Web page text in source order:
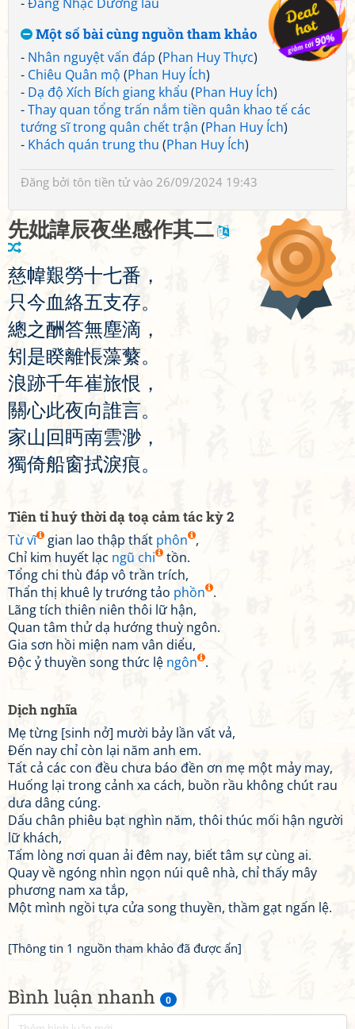
Bình luận nhanh 0
Một số bài cùng nguồn tham khảo
- Nhân nguyệt vấn đáp (Phan Huy Thực)
- Chiêu Quân mộ (Phan Huy Ích)
- Dạ độ Xích Bích giang khẩu (Phan Huy Ích)
-Thay quan tổng trấn nắm tiền quân khao tế các
tướng sĩ trong quân chết trận (Phan Huy Ích)
- Khách quán trung thu (Phan Huy Ích)
Đăng bởi tôn tiền tửvào 26/09/2024 19:43
先妣諱辰夜坐感作其二
慈幃艱勞十七番 ，
只今血絡五支存。
總之酬答無塵滴 ，
矧 是睽離悵藻蘩。
浪跡千年崔旅恨 ，
關心此夜向誰言。
家山 回 眄南雲渺 ，
獨倚船窗拭淚痕。
Tiên tỉ huý thời dạ toạ cảm tác kỳ 2
Từ vĩ gian lao thập thất phôn ,
Chỉ kim huyết lạc ngũ chi
tồn.
Tổng chi thù đáp vô trần trích,
Thẩn thị khuê ly trướng tảo phồn .
Lãng tích thiên niên thôi lữ hận,
Quan tâm thử dạ hướng thuỳ ngôn.
Gia sơn hồi miện nam vân diểu,
Độc ỷ thuyền song thức lệ ngôn .
Dịch nghĩa
Mẹ từng [sinh nở] mười bảy lần vất vả,
Đến nay chỉ còn lại năm anh em.
Tất cả các con đều chưa báo đền ơn mẹ một mảy may,
Huống lại trong cảnh xa cách, buồn rầu không chút rau
dưa dâng cúng.
Dấu chân phiêu bạt nghìn năm, thôi thúc mối hận người
lữ khách,
Tấm lòng nơi quan ải đêm nay, biết tâm sự cùng ai.
Quay về ngóng nhìn ngọn núi quê nhà, chỉ thấy mây
phương nam xa tắp,
Một mình ngồi tựa cửa song thuyền, thầm gạt ngấn lệ.
[Thông tin 1 nguồn tham khảo đã được ẩn]